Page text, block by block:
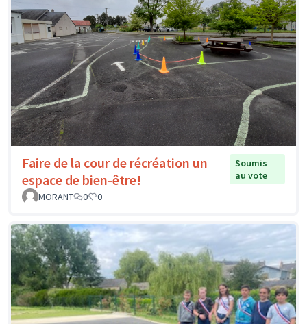
Faire de la cour de récréation un
espace de bien-être!
Soumis
au vote
MORANT
0 0